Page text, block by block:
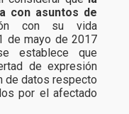
con asuntos de
con su vida
de mayo de 2017
establece que
de expresión
de datos respecto
por el afectado